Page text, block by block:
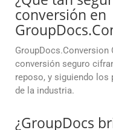
conversión en
GroupDocs.Conversion
conversión seguro
reposo, y siguiendo
de la industria.
¿GroupDocs